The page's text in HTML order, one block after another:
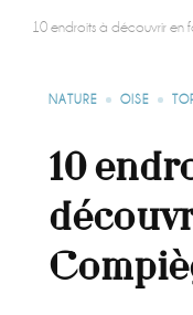
10 endroits à découvrir en
NATURE OISE
10